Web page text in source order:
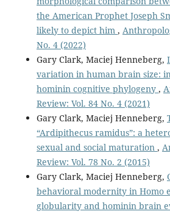
the American Prophet Joseph
likely to depict him ,
No. 4 (2022)
Gary Clark, Maciej Henneberg,
variation in human brain size:
hominin cognitive phylogeny ,
Review: Vol. 84 No. 4 (2021)
Gary Clark, Maciej Henneberg,
“Ardipithecus ramidus”: a
sexual and social maturation ,
Review: Vol. 78 No. 2 (2015)
Gary Clark, Maciej Henneberg,
behavioral modernity in Homo
globularity and hominin brain